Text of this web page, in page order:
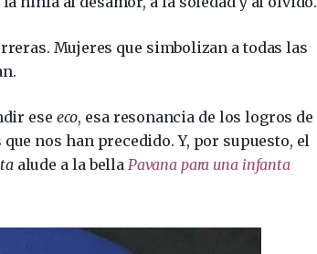
Mujeres que simbolizan a todas las
ese eco, esa resonancia de los logros de
nos han precedido. Y, por supuesto, el
alude a la bella Pavana para una infanta